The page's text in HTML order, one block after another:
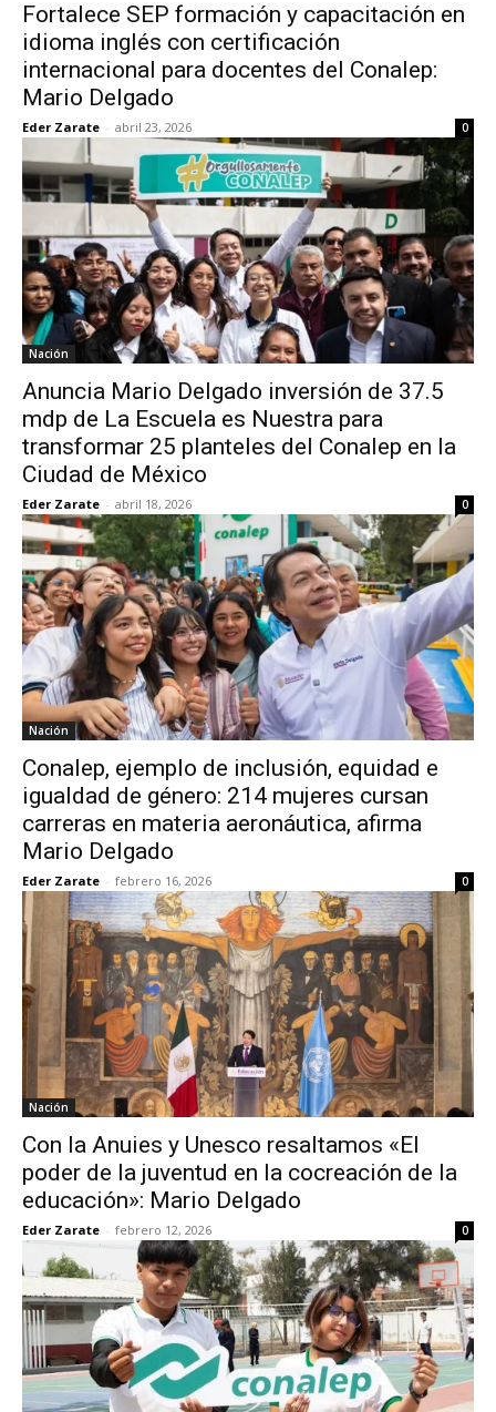
Fortalece SEP formación y capacitación en
idioma inglés con certificación
internacional para docentes del Conalep:
Mario Delgado
Eder Zarate - abril 23, 2026 0
Nación
Anuncia Mario Delgado inversión de 37.5
mdp de La Escuela es Nuestra para
transformar 25 planteles del Conalep en la
Ciudad de México
Eder Zarate - abril 18, 2026 0
Nación
Conalep, ejemplo de inclusión, equidad e
igualdad de género: 214 mujeres cursan
carreras en materia aeronáutica, afirma
Mario Delgado
Eder Zarate - febrero 16, 2026 0
Nación
Con la Anuies y Unesco resaltamos «El
poder de la juventud en la cocreación de la
educación»: Mario Delgado
Eder Zarate - febrero 12, 2026 0